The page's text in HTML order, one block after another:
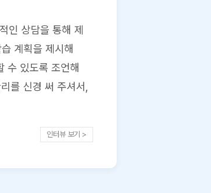
인 상담을 통해 제
계획을 제시해
수 있도록 조언해
를 신경 써 주셔서,
인터뷰 보기 >